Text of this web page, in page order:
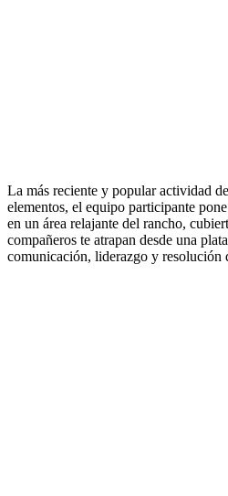
La más reciente y popular actividad
elementos, el equipo participante
en un área relajante del rancho,
compañeros te atrapan desde una
comunicación, liderazgo y resolución